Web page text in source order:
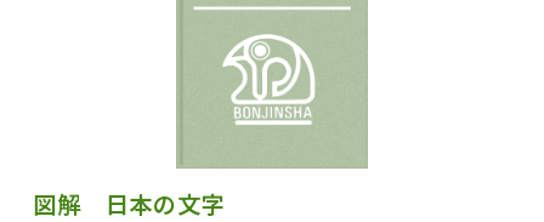
図解 日本の文字